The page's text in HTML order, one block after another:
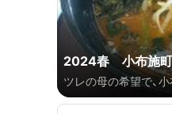
2024春 小布施
ツレの母の希望で、
見に行ってきました